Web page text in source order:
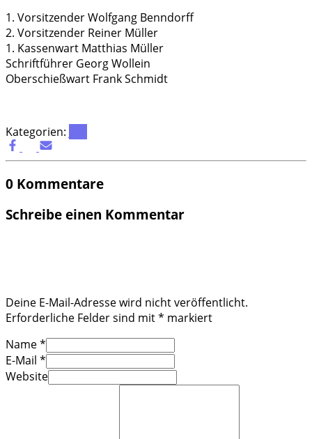
1. Vor­sit­zen­der Wolf­gang Ben­n­dorff
2. Vor­sit­zen­der Rei­ner Mül­ler
1. Kas­sen­wart Mat­thi­as Mül­ler
Schrift­füh­rer Georg Woll­ein
Ober­schieß­wart Frank Schmidt
Kategorien:
0 Kommentare
Schreibe einen Kommentar
Deine E-Mail-Adresse wird nicht veröffentlicht.
Erforderliche Felder sind mit* markiert
Name*
E-Mail *
Website